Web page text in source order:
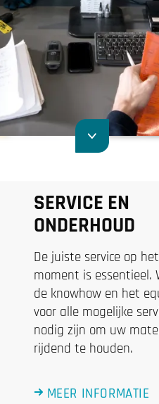
SERVICE EN
ONDERHOUD
De juiste service op
moment is essentieel.
de knowhow en het
voor alle mogelijke
nodig zijn om uw
rijdend te houden.
MEER INFORMATIE